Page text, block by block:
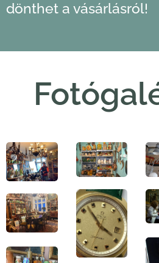
dönthet a vásárlásról!